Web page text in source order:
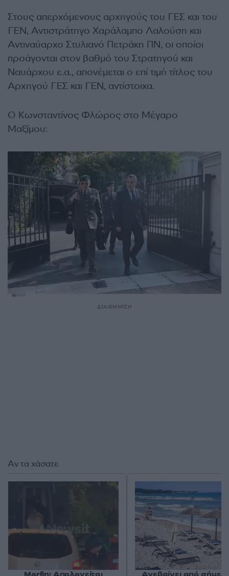
Στους απερχόμενους αρχηγούς του ΓΕΣ και του
ΓΕΝ, Αντιστράτηγο Χαράλαμπο Λαλούση και
Αντιναύαρχο Στυλιανό Πετράκη ΠΝ, οι οποίοι
προάγονται στον βαθμό του Στρατηγού και
Ναυάρχου ε.α., απονέμεται ο επί τιμή τίτλος του
Αρχηγού ΓΕΣ και ΓΕΝ, αντίστοιχα.
Ο Κωνσταντίνος Φλώρος στο Μέγαρο
Μαξίμου:
ΔΙΑΦΗΜΙΣΗ
Αν τα χάσατε